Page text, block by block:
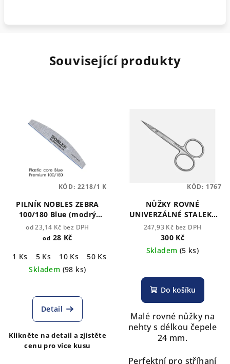
Související produkty
PILNÍK NOBLES ZEBRA
100/180 Blue (modrý
střed)
od 23,14 Kč bez DPH
od 28 Kč
1 Ks
5 Ks 10 Ks 50 Ks
Skladem (98 ks)
Detail
Klikněte na detail a zjistěte
cenu pro více kusu
KÓD: 2218/1 K
NŮŽKY ROVNÉ
UNIVERZÁLNÉ STALEKS
CLASSIC 30/1
247,93 Kč bez DPH
300 Kč
Skladem (5 ks)
Do košíku
Malé rovné nůžky na
nehty s délkou čepele
24 mm.
Perfektní pro stříhaní
KÓD: 1767